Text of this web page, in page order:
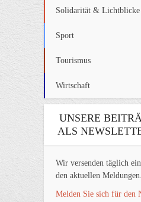
Solidarität & Lichtblicke
Sport
Tourismus
Wirtschaft
UNSERE
ALS
Wir versenden täglich
den aktuellen Meldungen.
Melden Sie sich für den